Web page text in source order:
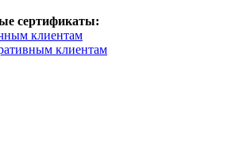
сертификаты:
клиентам
клиентам